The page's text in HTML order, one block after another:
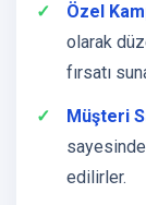
Özel
olarak
fırsatı
Müşteri
edilirler.